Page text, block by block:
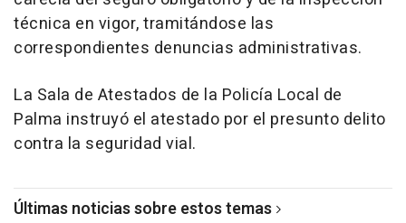
técnica en vigor, tramitándose las
correspondientes denuncias administrativas.
La Sala de Atestados de la Policía Local de
Palma instruyó el atestado por el presunto delito
contra la seguridad vial.
Últimas noticias sobre estos temas